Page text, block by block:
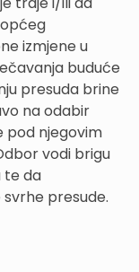
izmjene u
buduće
presuda brine
na odabir
pod njegovim
vodi brigu
te da
presude.